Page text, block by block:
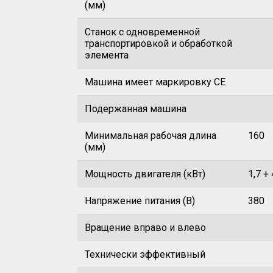
(мм)
Станок с одновременной
транспортировкой и обработкой
элемента
Машина имеет маркировку CE
Подержанная машина
Минимальная рабочая длина
(мм)
160
Мощность двигателя (кВт) 1,7 +
Напряжение питания (В) 380
Вращение вправо и влево
Технически эффективный